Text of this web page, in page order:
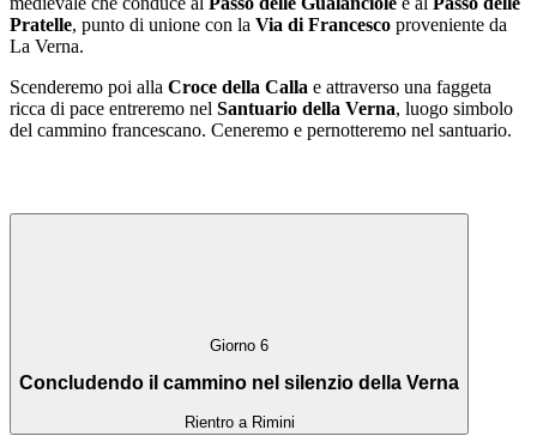
Pratelle, punto di unione con la Via di Francesco proveniente da
La Verna.
Scenderemo poi alla Croce della Calla e attraverso una faggeta
ricca di pace entreremo nel Santuario della Verna, luogo simbolo
del cammino francescano. Ceneremo e pernotteremo nel santuario.
Giorno 6
Concludendo il cammino nel silenzio della Verna
Rientro a Rimini